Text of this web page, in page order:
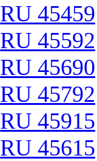
RU 45459
RU 45592
RU 45690
RU 45792
RU 45915
RU 45615